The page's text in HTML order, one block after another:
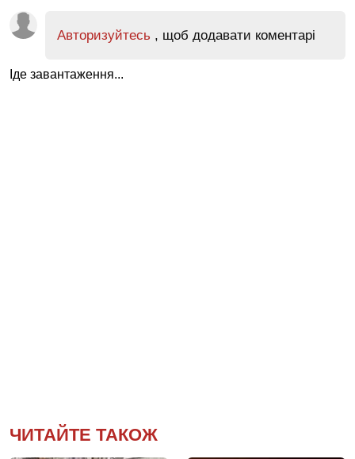
Авторизуйтесь , щоб додавати коментарі
Іде завантаження...
ЧИТАЙТЕ ТАКОЖ